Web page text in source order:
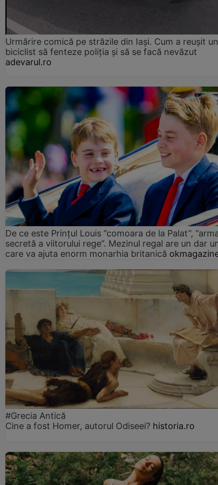
Urmărire comică pe străzile din Iași. Cum a reușit un
biciclist să fenteze poliția și să se facă nevăzut
adevarul.ro
De ce este Prințul Louis ”comoara de la Palat”,
secretă a viitorului rege”. Mezinul regal are un dar
care va ajuta enorm monarhia britanică
#Grecia Antică
Cine a fost Homer, autorul Odiseei? historia.ro